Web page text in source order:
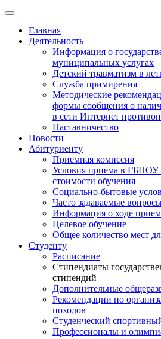
Главная
Деятельность
Информация о
муниципальных услугах
Детский травматизм в
Служба примирения
Методические
формы сообщения о
в сети Интернет
Наставничество
Новости
Абитуриенту
Приемная комиссия
Условия приема в ГБПОУ
стоимости обучения
Социально-бытовые
Часто задаваемые
Информация о ходе
Целевое обучение
Общее количество мест
Студенту
Расписание
Стипендиаты
стипендий
Дополнительные
Рекомендации по
походов
Студенческий
Профессионалы и